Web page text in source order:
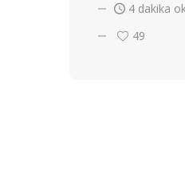
4 dakika
49